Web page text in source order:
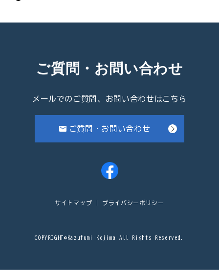
ご質問・お問い合わせ
メールでのご質問、お問い合わせはこちら
ご質問・お問い合わせ
サイトマップ プライバシーポリシー
COPYRIGHT©Kazufumi Kojima All Rights Reserved.